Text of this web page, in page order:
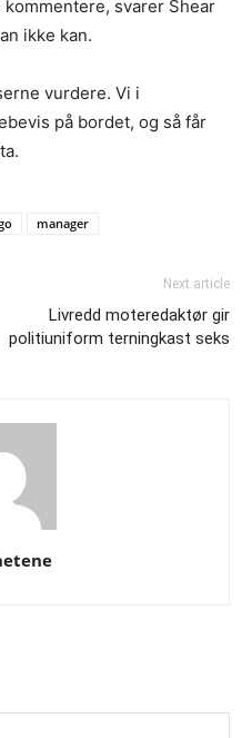
svarer Shear
ikke kan.
vurdere. Vi i
på bordet, og så får
manager
Next article
Livredd moteredaktør gir
politiuniform terningkast seks